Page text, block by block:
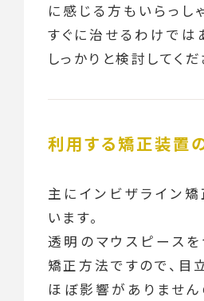
に感じる方もいらっし
すぐに治せるわけでは
しっかりと検討してくだ
利用する矯正装置
主にインビザライン
います。
透明のマウスピース
矯正方法ですので、目
ほぼ影響がありませ